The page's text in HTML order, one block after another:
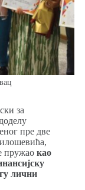
за
пре две
пружао као
лични